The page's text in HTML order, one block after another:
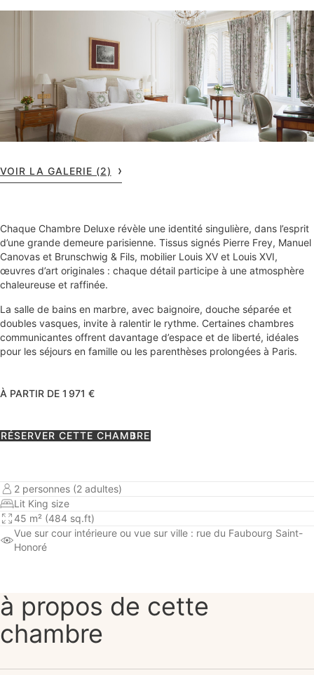
VOIR LA GALERIE (2)
Chaque Chambre Deluxe révèle une identité singulière, dans l’esprit
d’une grande demeure parisienne. Tissus signés Pierre Frey, Manuel
Canovas et Brunschwig & Fils, mobilier Louis XV et Louis XVI,
œuvres d’art originales : chaque détail participe à une atmosphère
chaleureuse et raffinée.
La salle de bains en marbre, avec baignoire, douche séparée et
doubles vasques, invite à ralentir le rythme. Certaines chambres
communicantes offrent davantage d’espace et de liberté, idéales
pour les séjours en famille ou les parenthèses prolongées à Paris.
À PARTIR DE 1 971 €
RÉSERVER CETTE CHAMBRE
2 personnes (2 adultes)
Lit King size
45 m² (484 sq.ft)
Vue sur cour intérieure ou vue sur ville : rue du Faubourg Saint-
Honoré
à propos de cette
chambre